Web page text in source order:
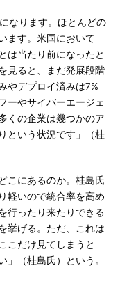
なります。ほとんどの
ます。米国において
は当たり前になったと
見ると、まだ発展段階
やデプロイ済みは7%
ーやサイバーエージェ
くの企業は幾つかのア
という状況です」（桂
こにあるのか。桂島氏
軽いので統合率を高め
行ったり来たりできる
挙げる。ただ、これは
こだけ見てしまうと
」（桂島氏）という。